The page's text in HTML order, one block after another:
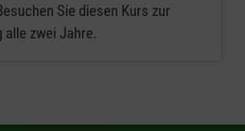
Sie diesen Kurs zur
zwei Jahre.